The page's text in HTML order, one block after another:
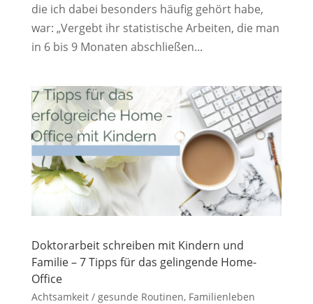
die ich dabei besonders häufig gehört habe,
war: „Vergebt ihr statistische Arbeiten, die man
in 6 bis 9 Monaten abschließen...
Doktorarbeit schreiben mit Kindern und
Familie – 7 Tipps für das gelingende Home-
Office
Achtsamkeit / gesunde Routinen, Familienleben